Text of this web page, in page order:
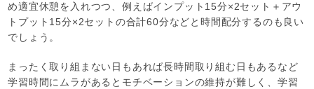
め適宜休憩を入れつつ、例えばインプット15分×2セット＋アウ
トプット15分×2セットの合計60分などと時間配分するのも良い
でしょう。
まったく取り組まない日もあれば長時間取り組む日もあるなど
学習時間にムラがあるとモチベーションの維持が難しく、学習